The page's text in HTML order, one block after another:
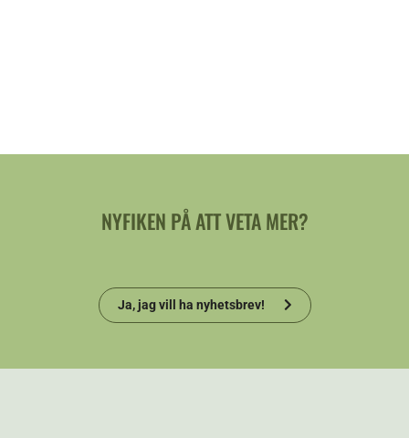
NYFIKEN PÅ ATT VETA MER?
Ja, jag vill ha nyhetsbrev!